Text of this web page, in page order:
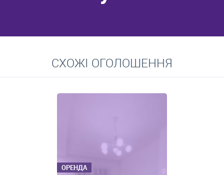
Середні ціни на довготривалу оренду квартир, особняків,
кімнат
СХОЖІ ОГОЛОШЕННЯ
ОРЕНДА